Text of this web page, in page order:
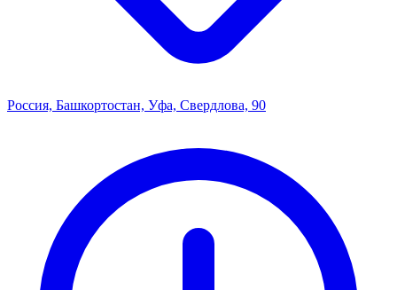
Россия, Башкортостан, Уфа, Свердлова, 90